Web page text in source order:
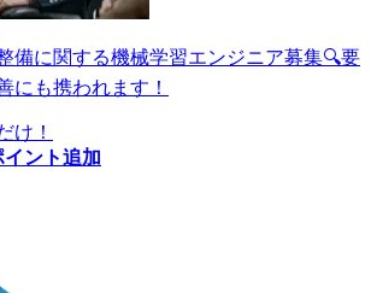
備に関する機械学習エンジニア募集🔍要
にも携われます！
け！
イント追加